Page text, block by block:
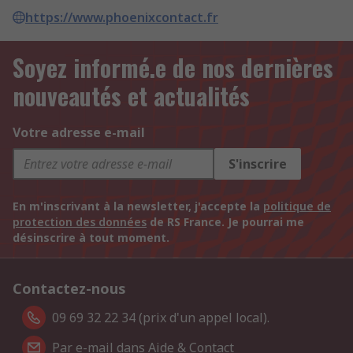
https://www.phoenixcontact.fr
Soyez informé.e de nos dernières
nouveautés et actualités
Votre adresse e-mail
S'inscrire
En m'inscrivant à la newsletter, j'accepte la politique de
protection des données de RS France. Je pourrai me
désinscrire à tout moment.
Contactez-nous
09 69 32 22 34 (prix d'un appel local).
Par e-mail dans Aide & Contact